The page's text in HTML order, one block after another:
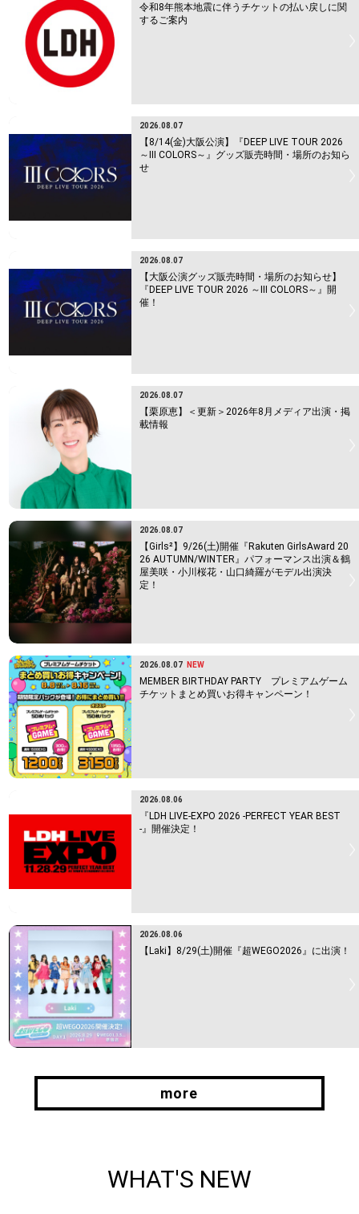
令和8年熊本地震に伴うチケットの払い戻しに関
するご案内
2026.08.07
【8/14(金)大阪公演】『DEEP LIVE TOUR 2026
～Ⅲ COLORS～』グッズ販売時間・場所のお知ら
せ
2026.08.07
【大阪公演グッズ販売時間・場所のお知らせ】
『DEEP LIVE TOUR 2026 ～Ⅲ COLORS～』開
催！
2026.08.07
【栗原恵】＜更新＞2026年8月メディア出演・掲
載情報
2026.08.07
【Girls²】9/26(土)開催『Rakuten GirlsAward 20
26 AUTUMN/WINTER』パフォーマンス出演＆鶴
屋美咲・小川桜花・山口綺羅がモデル出演決
定！
2026.08.07 NEW
MEMBER BIRTHDAY PARTY プレミアムゲーム
チケットまとめ買いお得キャンペーン！
2026.08.06
『LDH LIVE-EXPO 2026 -PERFECT YEAR BEST
-』開催決定！
2026.08.06
【Laki】8/29(土)開催『超WEGO2026』に出演！
more
WHAT'S NEW